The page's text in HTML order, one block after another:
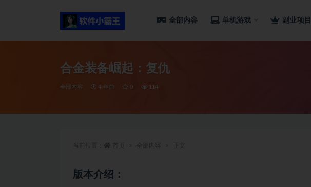
全部内容 单机游戏 副业项目
合金装备崛起：复仇
全部内容 4 年前 0 114
版本介绍：